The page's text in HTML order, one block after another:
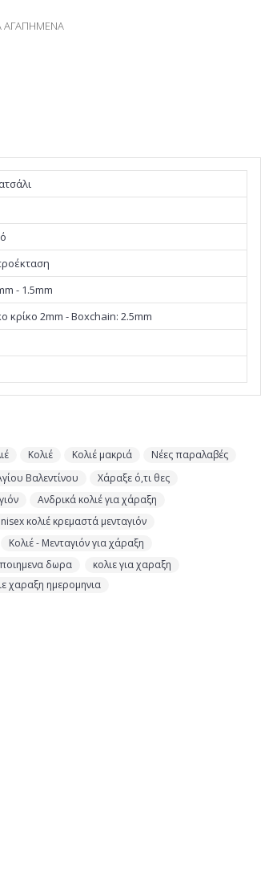
ΑΓΑΠΗΜΈΝΑ
- 1.5mm
κρίκο 2mm - Boxchain: 2.5mm
Κολιέ Κολιέ μακριά
Νέες παραλαβές
Βαλεντίνου
Χάραξε ό,τι θες
Ανδρικά κολιέ για χάραξη
κολιέ κρεμαστά μενταγιόν
Κολιέ - Μενταγιόν για χάραξη
δωρα κολιε για χαραξη
χαραξη ημερομηνια